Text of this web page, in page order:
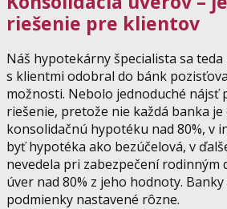
riešenie pre klientov
Náš hypotekárny špecialista sa
s klientmi odobral do bánk
možnosti. Nebolo jednoduché nájsť
riešenie, pretože nie každá banka
konsolidačnú hypotéku nad 80%, v
byť hypotéka ako bezúčelová, v
nevedela pri zabezpečení
úver nad 80% z jeho hodnoty.
podmienky nastavené rôzne.